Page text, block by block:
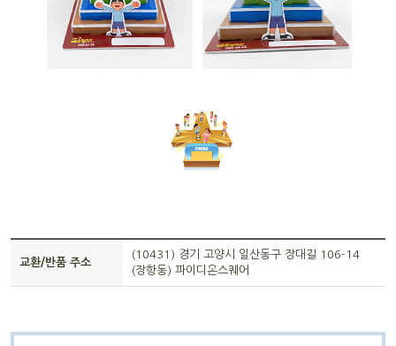
교환/반품 주소
(10431) 경기 고양시 일산동구 장대길 106-14
(장항동) 파이디온스퀘어